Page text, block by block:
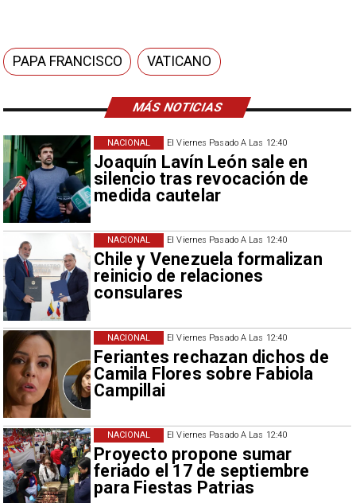
MÁS NOTICIAS
El Viernes Pasado A Las 12:40
Joaquín Lavín León sale en
silencio tras revocación de
medida cautelar
NACIONAL
El Viernes Pasado A Las 12:40
Chile y Venezuela formalizan
reinicio de relaciones
consulares
NACIONAL
El Viernes Pasado A Las 12:40
Feriantes rechazan dichos de
Camila Flores sobre Fabiola
Campillai
NACIONAL
El Viernes Pasado A Las 12:40
Proyecto propone sumar
feriado el 17 de septiembre
para Fiestas Patrias
NACIONAL
PAPA FRANCISCO VATICANO